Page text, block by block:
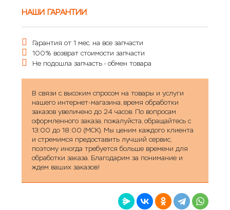
НАШИ ГАРАНТИИ
Гарантия от 1 мес. на все запчасти
100% возврат стоимости запчасти
Не подошла запчасть - обмен товара
В связи с высоким спросом на товары и услуги
нашего интернет-магазина, время обработки
заказов увеличено до 24 часов. По вопросам
оформленного заказа, пожалуйста, обращайтесь с
13:00 до 18:00 (МСК). Мы ценим каждого клиента
и стремимся предоставить лучший сервис,
поэтому иногда требуется больше времени для
обработки заказа. Благодарим за понимание и
ждем ваших заказов!